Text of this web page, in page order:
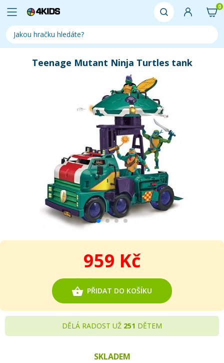
0
Teenage Mutant Ninja Turtles tank
959 Kč
PŘIDAT DO KOŠÍKU
DĚLÁ RADOST UŽ 251 DĚTEM
SKLADEM